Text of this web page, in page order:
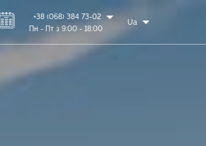
+38 (068) 384 73-02
Пн - Пт з 9:00 - 18:00
Ua